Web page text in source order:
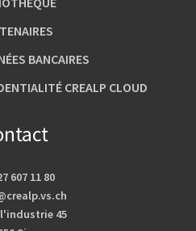
BANCAIRES
CREALP CLOUD
607 11 80
l'industrie 45